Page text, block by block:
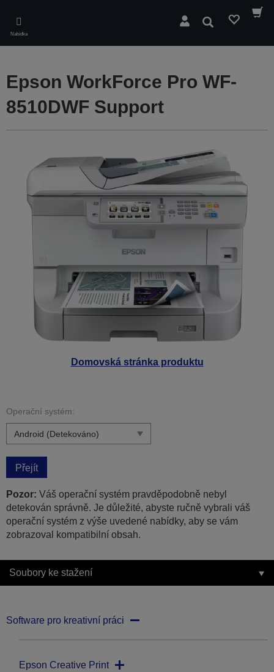
main
content
Nabídka
Hledat
Domovská stránka produktu
Epson WorkForce Pro WF-
8510DWF Support
Operační systém:
Přejít
Pozor: Váš operační systém pravděpodobně nebyl
detekován správně. Je důležité, abyste ručně vybrali váš
operační systém z výše uvedené nabídky, aby se vám
zobrazoval kompatibilní obsah.
Soubory ke stažení
Software pro kreativní práci
Epson Creative Print